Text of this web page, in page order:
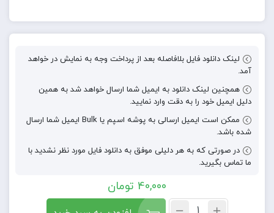
لینک دانلود فایل بلافاصله بعد از پرداخت وجه به نمایش در خواهد
آمد.
همچنین لینک دانلود به ایمیل شما ارسال خواهد شد به همین
دلیل ایمیل خود را به دقت وارد نمایید.
ممکن است ایمیل ارسالی به پوشه اسپم یا Bulk ایمیل شما ارسال
شده باشد.
در صورتی که به هر دلیلی موفق به دانلود فایل مورد نظر نشدید با
ما تماس بگیرید.
40,000 تومان